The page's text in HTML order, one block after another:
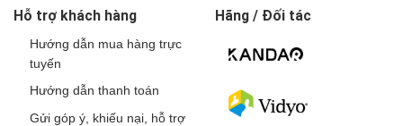
Hỗ trợ khách hàng
Hướng dẫn mua hàng trực
tuyến
Hướng dẫn thanh toán
Gửi góp ý, khiếu nại, hỗ trợ
Hãng / Đối tác